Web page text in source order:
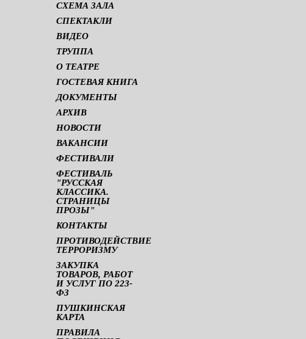
СХЕМА ЗАЛА
СПЕКТАКЛИ
ВИДЕО
ТРУППА
О ТЕАТРЕ
ГОСТЕВАЯ КНИГА
ДОКУМЕНТЫ
АРХИВ
НОВОСТИ
ВАКАНСИИ
ФЕСТИВАЛИ
ФЕСТИВАЛЬ
"РУССКАЯ
КЛАССИКА.
СТРАНИЦЫ
ПРОЗЫ"
КОНТАКТЫ
ПРОТИВОДЕЙСТВИЕ
ТЕРРОРИЗМУ
ЗАКУПКА
ТОВАРОВ, РАБОТ
И УСЛУГ ПО 223-
ФЗ
ПУШКИНСКАЯ
КАРТА
ПРАВИЛА